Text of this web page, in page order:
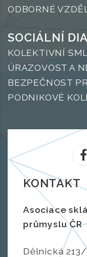
ODBORNÉ
SOCIÁLNÍ
KOLEKTIVNÍ
ÚRAZOVOST A
BEZPEČNOST
PODNIKOVÉ
KONTAKT
Asociace
průmyslu ČR
Dělnická